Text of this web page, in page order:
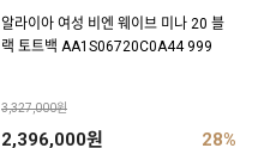
알라이아 여성 비엔 웨이브 미나 20 블
랙 토트백 AA1S06720C0A44 999
3,327,000원
2,396,000원 28%